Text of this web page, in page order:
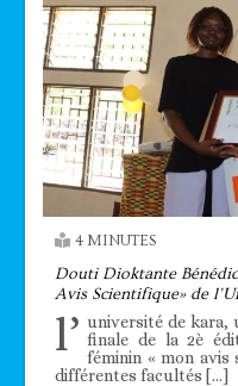
4 MINUTES
Douti Dioktante
Avis Scientifique» de
l’ université de kara,
finale de la 2è
féminin « mon avis
différentes facultés […]